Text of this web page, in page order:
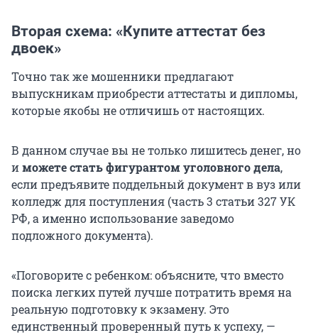
Вторая схема: «Купите аттестат без
двоек»
Точно так же мошенники предлагают
выпускникам приобрести аттестаты и дипломы,
которые якобы не отличишь от настоящих.
В данном случае вы не только лишитесь денег, но
иможете стать фигурантом уголовного дела,
если предъявите поддельный документ в вуз или
колледж для поступления (часть 3 статьи 327 УК
РФ, а именно использование заведомо
подложного документа).
«Поговорите с ребенком: объясните, что вместо
поиска легких путей лучше потратить время на
реальную подготовку к экзамену. Это
единственный проверенный путь к успеху, —